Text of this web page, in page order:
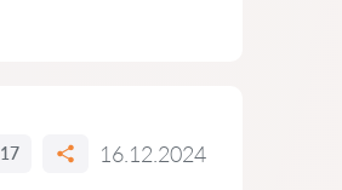
17 16.12.2024